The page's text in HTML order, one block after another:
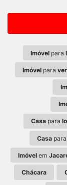
Imóvel para
Imóvel para
Casapara
Casapara
Imóvel em
Chácara